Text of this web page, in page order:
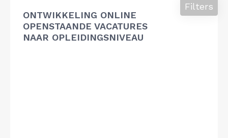
ONTWIKKELING ONLINE
OPENSTAANDE VACATURES
NAAR OPLEIDINGSNIVEAU
Filters